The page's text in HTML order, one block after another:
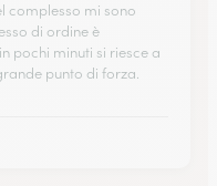
complesso mi sono
di ordine è
pochi minuti si riesce a
punto di forza.